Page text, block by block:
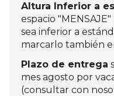
Altura Inferior a
espacio
sea inferior a
marcarlo también
Plazo de entrega
mes agosto por
(consultar con